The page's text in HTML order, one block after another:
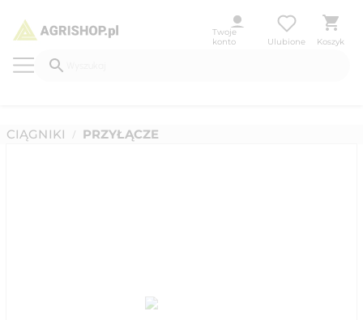
Twoje
konto
Ulubione Koszyk
CIĄGNIKI / PRZYŁĄCZE